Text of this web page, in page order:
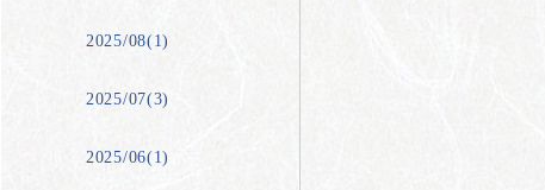
2025/08(1)
2025/07(3)
2025/06(1)